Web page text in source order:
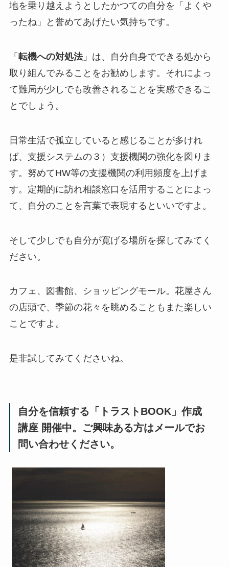
地を乗り越えようとしたかつての自分を「よくや
ったね」と誉めてあげたい気持ちです。
「 転機への対処法」は、自分自身でできる処から
取り組んでみることをお勧めします。それによっ
て難局が少しでも改善されることを実感できるこ
とでしょう。
日常生活で孤立していると感じることが多けれ
ば、支援システムの３）支援機関の強化を図りま
す。努めてHW等の支援機関の利用頻度を上げま
す。定期的に訪れ相談窓口を活用することによっ
て、自分のことを言葉で表現するといいですよ。
そして少しでも自分が寛げる場所を探してみてく
ださい。
カフェ、図書館、ショッピングモール。花屋さん
の店頭で、季節の花々を眺めることもまた楽しい
ことですよ。
是非試してみてくださいね。
自分を信頼する「トラストBOOK」作成
講座 開催中。ご興味ある方はメールでお
問い合わせください。